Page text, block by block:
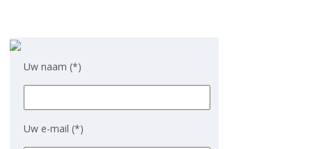
Uw naam (*)
Uw e-mail (*)